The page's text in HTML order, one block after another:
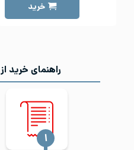
خرید
راهنمای خرید از
‍۱